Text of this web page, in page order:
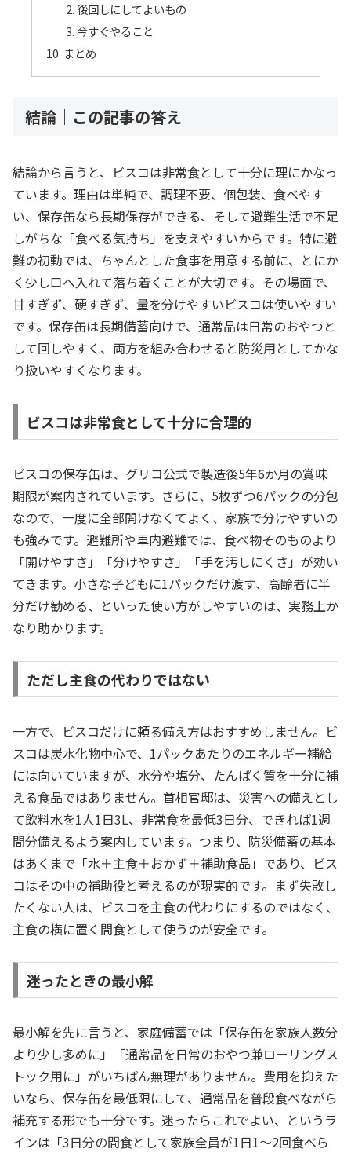
後回しにしてよいもの
今すぐやること
まとめ
結論｜この記事の答え
結論から言うと、ビスコは非常食として十分に理にかなっ
ています。理由は単純で、調理不要、個包装、食べやす
い、保存缶なら長期保存ができる、そして避難生活で不足
しがちな「食べる気持ち」を支えやすいからです。特に避
難の初動では、ちゃんとした食事を用意する前に、とにか
く少し口へ入れて落ち着くことが大切です。その場面で、
甘すぎず、硬すぎず、量を分けやすいビスコは使いやすい
です。保存缶は長期備蓄向けで、通常品は日常のおやつと
して回しやすく、両方を組み合わせると防災用としてかな
り扱いやすくなります。
ビスコは非常食として十分に合理的
ビスコの保存缶は、グリコ公式で製造後5年6か月の賞味
期限が案内されています。さらに、5枚ずつ6パックの分包
なので、一度に全部開けなくてよく、家族で分けやすいの
も強みです。避難所や車内避難では、食べ物そのものより
「開けやすさ」「分けやすさ」「手を汚しにくさ」が効い
てきます。小さな子どもに1パックだけ渡す、高齢者に半
分だけ勧める、といった使い方がしやすいのは、実務上か
なり助かります。
ただし主食の代わりではない
一方で、ビスコだけに頼る備え方はおすすめしません。ビ
スコは炭水化物中心で、1パックあたりのエネルギー補給
には向いていますが、水分や塩分、たんぱく質を十分に補
える食品ではありません。首相官邸は、災害への備えとし
て飲料水を1人1日3L、非常食を最低3日分、できれば1週
間分備えるよう案内しています。つまり、防災備蓄の基本
はあくまで「水＋主食＋おかず＋補助食品」であり、ビス
コはその中の補助役と考えるのが現実的です。まず失敗し
たくない人は、ビスコを主食の代わりにするのではなく、
主食の横に置く間食として使うのが安全です。
迷ったときの最小解
最小解を先に言うと、家庭備蓄では「保存缶を家族人数分
より少し多めに」「通常品を日常のおやつ兼ローリングス
トック用に」がいちばん無理がありません。費用を抑えた
いなら、保存缶を最低限にして、通常品を普段食べながら
補充する形でも十分です。迷ったらこれでよい、というラ
インは「3日分の間食として家族全員が1日1〜2回食べら